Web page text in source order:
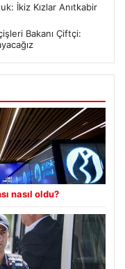
İkiz Kızlar Anıtkabir
Bakanı Çiftçi:
nasıl oldu?